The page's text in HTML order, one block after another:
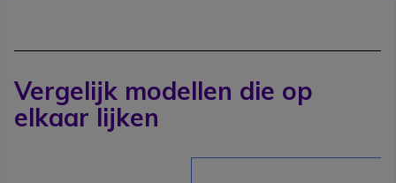
Vergelijk modellen die op
elkaar lijken